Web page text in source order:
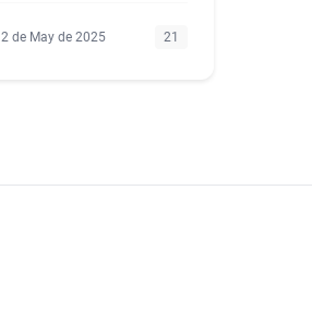
2 de May de 2025 21